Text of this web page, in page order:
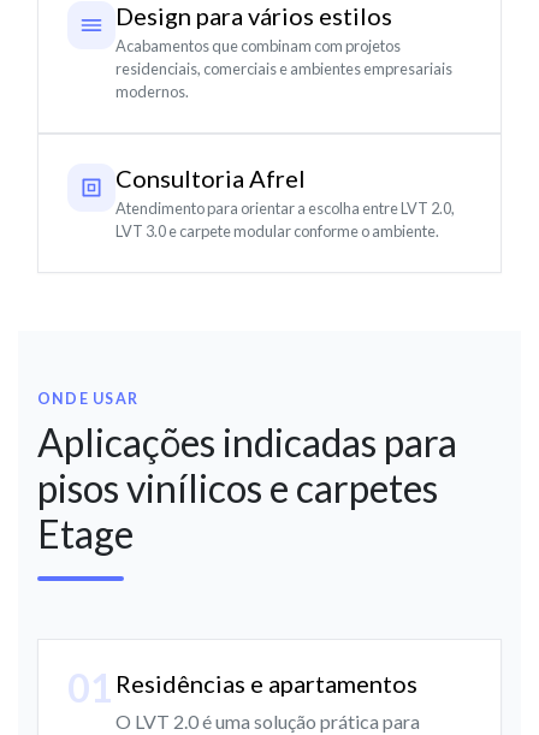
Design para vários estilos
Acabamentos que combinam com projetos
residenciais, comerciais e ambientes empresariais
modernos.
Consultoria Afrel
Atendimento para orientar a escolha entre LVT 2.0,
LVT 3.0 e carpete modular conforme o ambiente.
ONDE USAR
Aplicações indicadas para
pisos vinílicos e carpetes
Etage
01 Residências e apartamentos
O LVT 2.0 é uma solução prática para